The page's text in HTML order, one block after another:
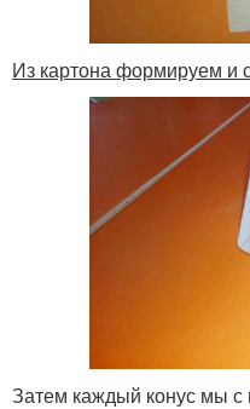
Из картона формируем и
Затем каждый конус мы